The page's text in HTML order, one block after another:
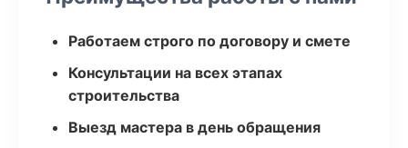
Работаем строго по договору и смете
Консультации на всех этапах
строительства
Выезд мастера в день обращения